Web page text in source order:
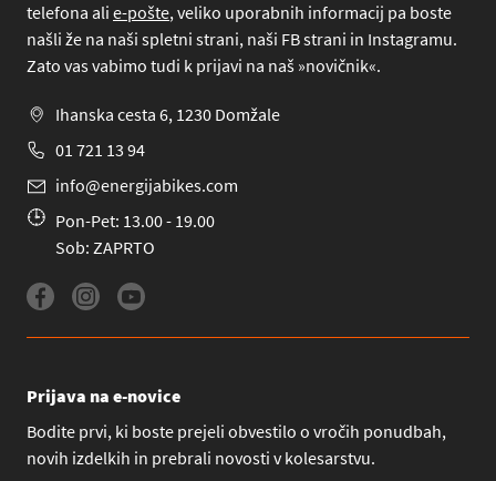
telefona ali e-pošte, veliko uporabnih informacij pa boste
našli že na naši spletni strani, naši FB strani in Instagramu.
Zato vas vabimo tudi k prijavi na naš »novičnik«.
Ihanska cesta 6, 1230 Domžale
01 721 13 94
info@energijabikes.com
Pon-Pet: 13.00 - 19.00
Sob: ZAPRTO
Prijava na e-novice
Bodite prvi, ki boste prejeli obvestilo o vročih ponudbah,
novih izdelkih in prebrali novosti v kolesarstvu.